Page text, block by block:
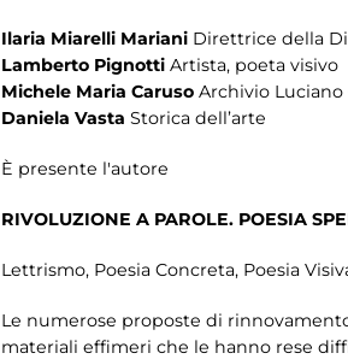
Ilaria Miarelli Mariani Direttrice della
Lamberto Pignotti Artista, poeta visivo
Michele Maria Caruso Archivio Luciano
Daniela Vasta Storica dell’arte
È presente l'autore
RIVOLUZIONE A PAROLE. POESIA
Lettrismo, Poesia Concreta, Poesia
Le numerose proposte di
materiali effimeri che le hanno rese